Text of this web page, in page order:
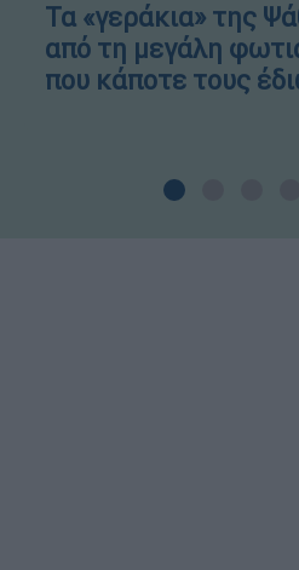
Τα «γεράκια» της
από τη μεγάλη
που κάποτε τους